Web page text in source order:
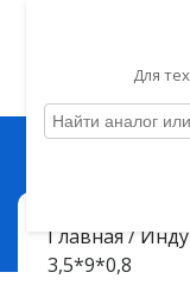
Перейти
содержимому
Для
ЧипКин> > Ferrite
Главная/
3,5*9*0,8